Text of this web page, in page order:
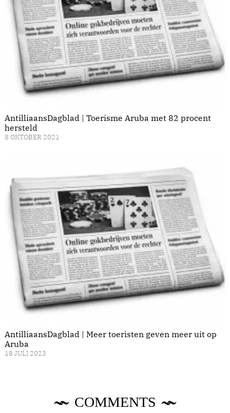
AntilliaansDagblad | Toerisme Aruba met 82 procent
hersteld
8 OKTOBER 2021
AntilliaansDagblad | Meer toeristen geven meer uit op
Aruba
18 JULI 2023
COMMENTS